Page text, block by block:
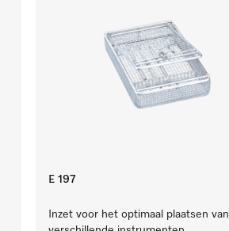
E 197
Inzet voor het optimaal plaatsen van